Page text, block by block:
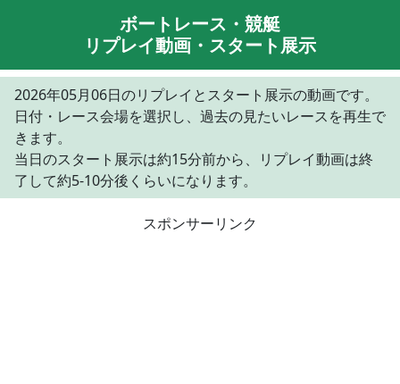
ボートレース・競艇
リプレイ動画・スタート展示
2026年05月06日のリプレイとスタート展示の動画です。
日付・レース会場を選択し、過去の見たいレースを再生で
きます。
当日のスタート展示は約15分前から、リプレイ動画は終
了して約5-10分後くらいになります。
スポンサーリンク